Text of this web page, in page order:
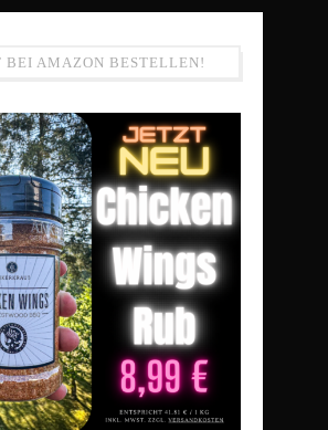
BEI AMAZON BESTELLEN!